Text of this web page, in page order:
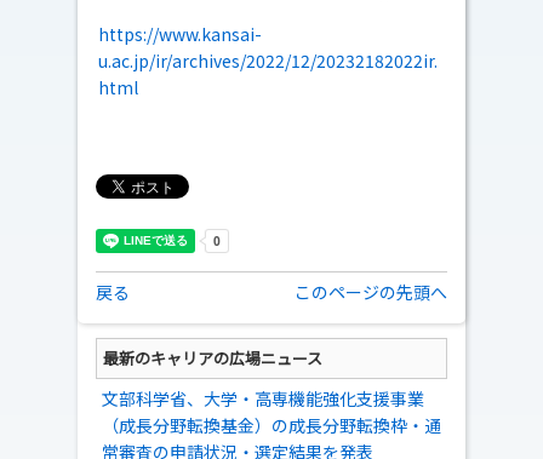
https://www.kansai-
u.ac.jp/ir/archives/2022/12/20232182022ir.
html
戻る このページの先頭へ
最新のキャリアの広場ニュース
文部科学省、大学・高専機能強化支援事業
（成長分野転換基金）の成長分野転換枠・通
常審査の申請状況・選定結果を発表